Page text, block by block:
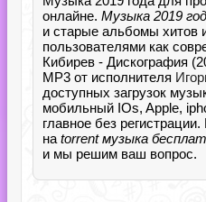
онлайне. Музыка 2019
и старые альбомы хитов
пользователями как
Кибирев - Дискография
MP3 от исполнителя
доступных загрузок
мобильный IOs, Apple,
главное без
на torrent музыка
и мы решим ваш вопрос.